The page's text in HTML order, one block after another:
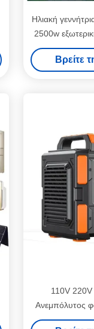
Ηλιακή
2500w
Lifepo4
Βρείτε
110V 220V
Ανεμπόλυτος
1000W